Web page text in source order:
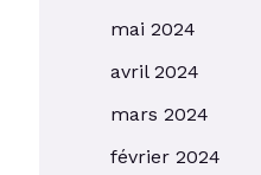
mai 2024
avril 2024
mars 2024
février 2024